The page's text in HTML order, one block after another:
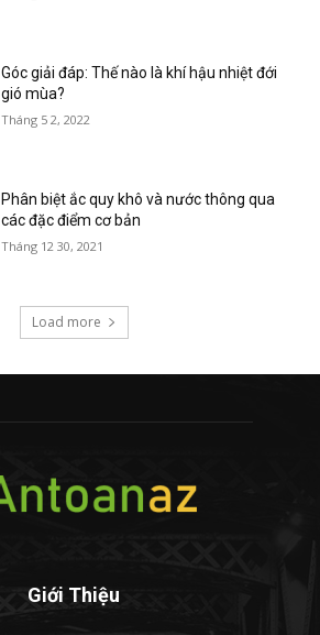
Góc giải đáp: Thế nào là khí hậu nhiệt đới
gió mùa?
Tháng 5 2, 2022
Phân biệt ắc quy khô và nước thông qua
các đặc điểm cơ bản
Tháng 12 30, 2021
Load more
Giới Thiệu